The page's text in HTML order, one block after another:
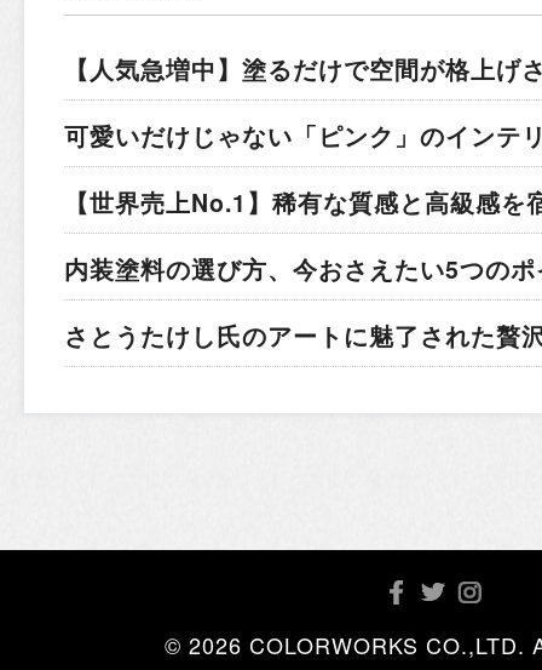
【人気急増中】塗るだけで空間が格上げ
可愛いだけじゃない「ピンク」のインテ
【世界売上No.1】稀有な質感と高級感を
内装塗料の選び方、今おさえたい5つの
さとうたけし氏のアートに魅了された贅
© 2026 COLORWORKS CO.,LTD.